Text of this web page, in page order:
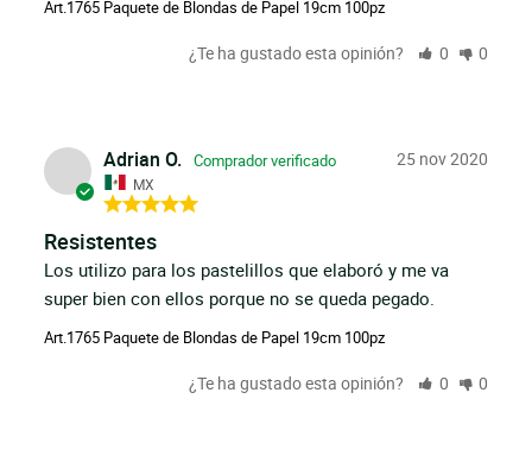
Art.1765 Paquete de Blondas de Papel 19cm 100pz
¿Te ha gustado esta opinión? 0 0
25 nov 2020
Adrian O.
MX
Resistentes
Los utilizo para los pastelillos que elaboró y me va
super bien con ellos porque no se queda pegado.
Art.1765 Paquete de Blondas de Papel 19cm 100pz
¿Te ha gustado esta opinión? 0 0